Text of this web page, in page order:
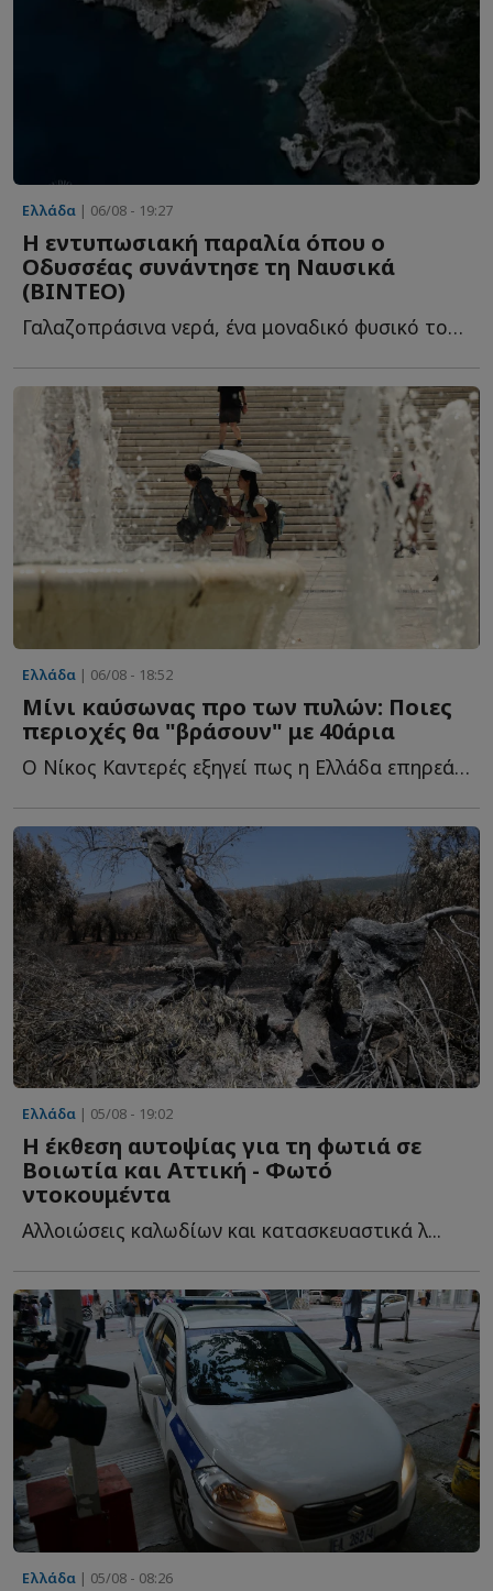
Ελλάδα | 06/08 - 19:27
Η εντυπωσιακή παραλία όπου ο
Οδυσσέας συνάντησε τη Ναυσικά
(ΒΙΝΤΕΟ)
Γαλαζοπράσινα νερά, ένα μοναδικό φυσικό τοπίο που μοιάζει σ...
Ελλάδα | 06/08 - 18:52
Μίνι καύσωνας προ των πυλών: Ποιες
περιοχές θα "βράσουν" με 40άρια
Ο Νίκος Καντερές εξηγεί πως η Ελλάδα επηρεάζεται οριακά α...
Ελλάδα | 05/08 - 19:02
Η έκθεση αυτοψίας για τη φωτιά σε
Βοιωτία και Αττική - Φωτό
ντοκουμέντα
Αλλοιώσεις καλωδίων και κατασκευαστικά λ...
Ελλάδα | 05/08 - 08:26